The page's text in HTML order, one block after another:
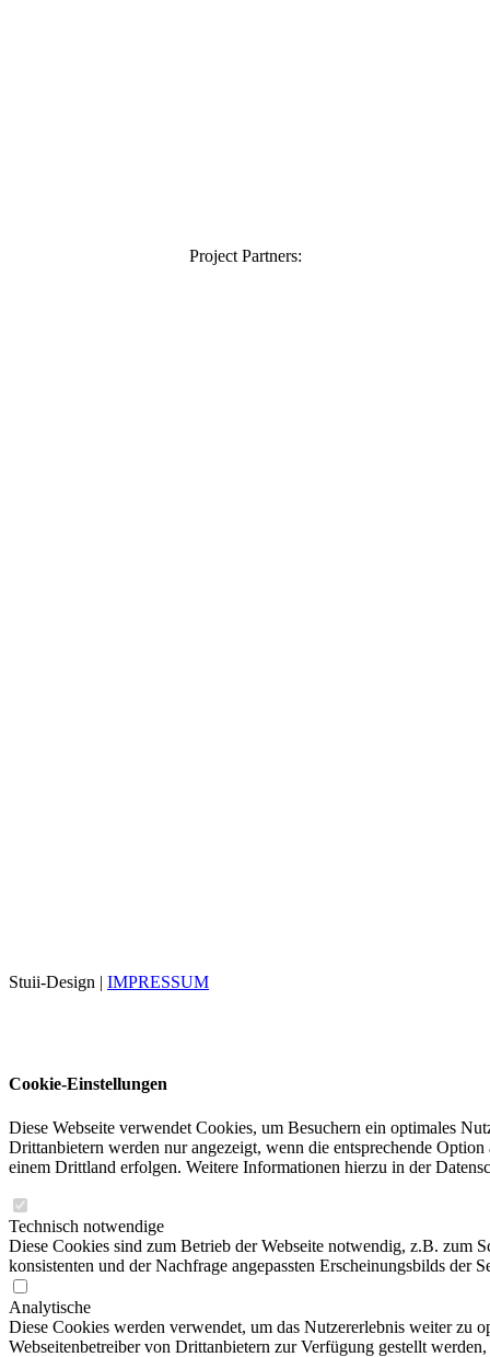
Project Partners:
Stuii-Design | IMPRESSUM
Cookie-Einstellungen
Diese Webseite verwendet Cookies, um Besuchern ein optimales
Drittanbietern werden nur angezeigt, wenn die entsprechende
einem Drittland erfolgen. Weitere Informationen hierzu in der
Technisch notwendige
Diese Cookies sind zum Betrieb der Webseite notwendig, z.B. zum
konsistenten und der Nachfrage angepassten Erscheinungsbilds der
Analytische
Diese Cookies werden verwendet, um das Nutzererlebnis weiter zu
Webseitenbetreiber von Drittanbietern zur Verfügung gestellt